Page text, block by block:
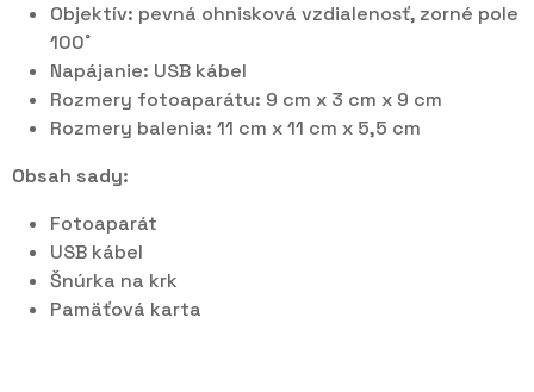
Objektív: pevná ohnisková vzdialenosť, zorné pole
100˚
Napájanie: USB kábel
Rozmery fotoaparátu: 9 cm x 3 cm x 9 cm
Rozmery balenia: 11 cm x 11 cm x 5,5 cm
Obsah sady:
Fotoaparát
USB kábel
Šnúrka na krk
Pamäťová karta